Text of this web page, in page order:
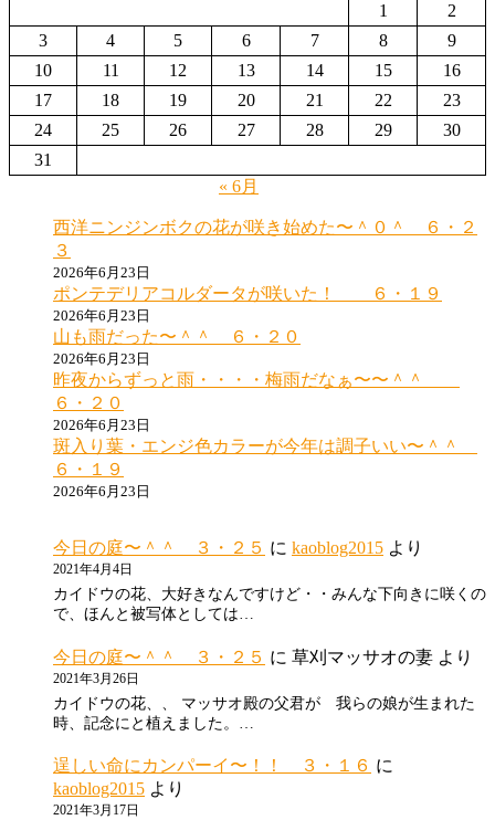
1
2
3
4 5 6 7 8
9
10
11 12 13 14 15
16
17
18 19 20 21 22
23
24
25 26 27 28 29
30
31
« 6月
西洋ニンジンボクの花が咲き始めた〜＾０＾ ６・２
３
2026年6月23日
ポンテデリアコルダータが咲いた！ ６・１９
2026年6月23日
山も雨だった〜＾＾ ６・２０
2026年6月23日
昨夜からずっと雨・・・・梅雨だなぁ〜〜＾＾
６・２０
2026年6月23日
斑入り葉・エンジ色カラーが今年は調子いい〜＾＾
６・１９
2026年6月23日
今日の庭〜＾＾ ３・２５ に kaoblog2015 より
2021年4月4日
カイドウの花、大好きなんですけど・・みんな下向きに咲くの
で、ほんと被写体としては…
今日の庭〜＾＾ ３・２５ に 草刈マッサオの妻 より
2021年3月26日
カイドウの花、、 マッサオ殿の父君が 我らの娘が生まれた
時、記念にと植えました。…
逞しい命にカンパーイ〜！！ ３・１６ に
kaoblog2015 より
2021年3月17日